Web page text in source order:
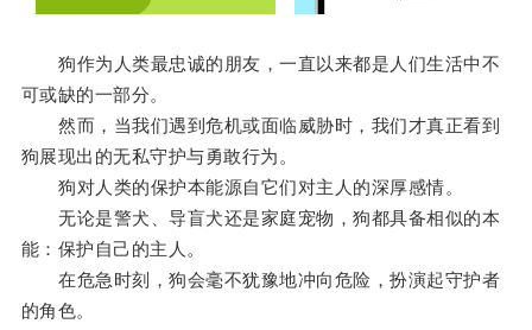
狗作为人类最忠诚的朋友，一直以来都是人们生活中不
可或缺的一部分。
然而，当我们遇到危机或面临威胁时，我们才真正看到
狗展现出的无私守护与勇敢行为。
狗对人类的保护本能源自它们对主人的深厚感情。
无论是警犬、导盲犬还是家庭宠物，狗都具备相似的本
能：保护自己的主人。
在危急时刻，狗会毫不犹豫地冲向危险，扮演起守护者
的角色。